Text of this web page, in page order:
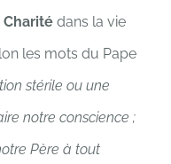
Charité dans la vie
les mots du Pape
stérile ou une
notre conscience ;
Père à tout